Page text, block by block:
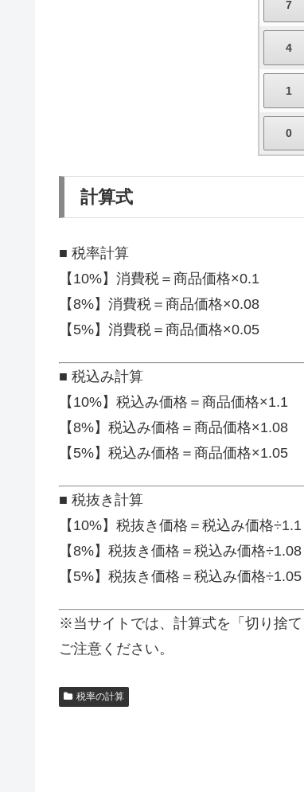
計算式
■ 税率計算
【10%】消費税＝商品価格×0.1
【8%】消費税＝商品価格×0.08
【5%】消費税＝商品価格×0.05
■ 税込み計算
【10%】税込み価格＝商品価格×1.1
【8%】税込み価格＝商品価格×1.08
【5%】税込み価格＝商品価格×1.05
■ 税抜き計算
【10%】税抜き価格＝税込み価格÷1.1
【8%】税抜き価格＝税込み価格÷1.08
【5%】税抜き価格＝税込み価格÷1.05
※当サイトでは、計算式を「切り捨
ご注意ください。
税率の計算